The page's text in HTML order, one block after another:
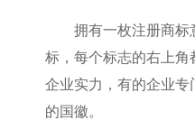
拥有一枚注册商标
标，每个标志的右上
企业实力，有的企业
的国徽。